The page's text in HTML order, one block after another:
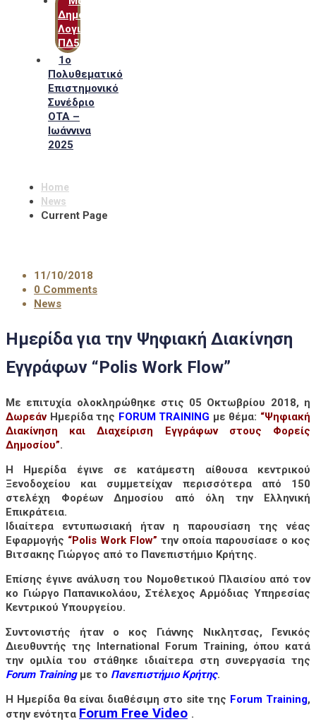
Δημόσιο
Λογιστικό
ΠΔ54
1ο
Πολυθεματικό
Επιστημονικό
Συνέδριο
ΟΤΑ –
Ιωάννινα
2025
Home
News
Current Page
11/10/2018
0 Comments
News
Ημερίδα για την Ψηφιακή Διακίνηση
Εγγράφων “Polis Work Flow”
Με επιτυχία ολοκληρώθηκε στις 05 Οκτωβρίου 2018, η
Δωρεάν Ημερίδα της FORUM TRAINING με θέμα: “Ψηφιακή
Διακίνηση και Διαχείριση Εγγράφων στους Φορείς
Δημοσίου”.
Η Ημερίδα έγινε σε κατάμεστη αίθουσα κεντρικού
Ξενοδοχείου και συμμετείχαν περισσότερα από 150
στελέχη Φορέων Δημοσίου από όλη την Ελληνική
Επικράτεια.
Ιδιαίτερα εντυπωσιακή ήταν η παρουσίαση τηςνέας
Εφαρμογής “Polis Work Flow” την οποία παρουσίασε ο κος
Βιτσακης Γιώργος από το Πανεπιστήμιο Κρήτης.
Επίσης έγινε ανάλυση του Νομοθετικού Πλαισίου από τον
κο Γιώργο Παπανικολάου, Στέλεχος Αρμόδιας Υπηρεσίας
Κεντρικού Υπουργείου.
Συντονιστής ήταν ο κος Γιάννης Νικλητσας, Γενικός
Διευθυντής της International Forum Training, όπου κατά
την ομιλία του στάθηκε ιδιαίτερα στη συνεργασία της
Forum Trainingμε το Πανεπιστήμιο Κρήτης.
H Ημερίδα θα είναι διαθέσιμη στο site της Forum Training,
στην ενότητα Forum Free Video .